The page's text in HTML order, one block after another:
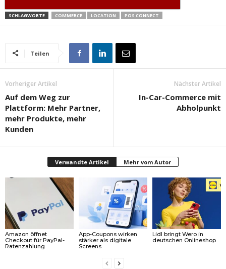
SCHLAGWORTE COMMERCE LOCATION POS CONNECT
Teilen
Vorheriger Artikel
Auf dem Weg zur
Plattform: Mehr Partner,
mehr Produkte, mehr
Kunden
Nächster Artikel
In-Car-Commerce mit
Abholpunkt
Verwandte Artikel Mehr vom Autor
Amazon öffnet
Checkout für PayPal-
Ratenzahlung
App-Coupons wirken
stärker als digitale
Screens
Lidl bringt Wero in
deutschen Onlineshop